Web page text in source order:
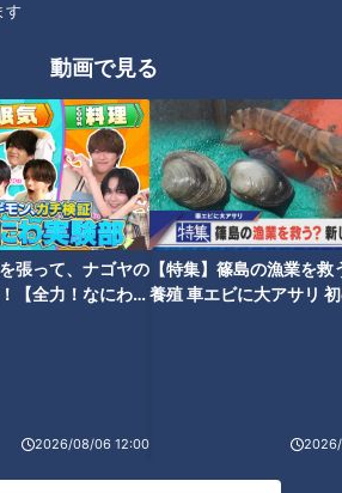
す
動画で見る
張って、ナゴヤの
【全力！なにわ実
2026/08/06 12:00
【特集】篠島の漁業を救
養殖 車エビに大アサリ
した
ワッ
シャリ
せる方
2000人に1人しか注文しない幻
のメニュー！？山本屋本店「味
噌煮込うどん」意外と知らない
驚きのサービス
択肢...